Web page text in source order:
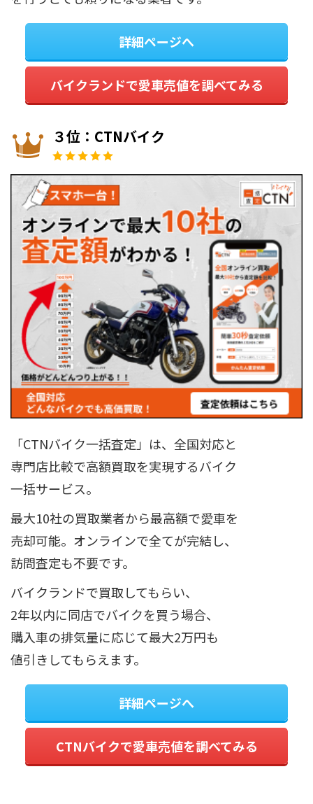
詳細ページへ
バイクランドで愛車売値を調べてみる
３位：CTNバイク
「CTNバイク一括査定」は、全国対応と
専門店比較で高額買取を実現するバイク
一括サービス。
最大10社の買取業者から最高額で愛車を
売却可能。オンラインで全てが完結し、
訪問査定も不要です。
バイクランドで買取してもらい、
2年以内に同店でバイクを買う場合、
購入車の排気量に応じて最大2万円も
値引きしてもらえます。
詳細ページへ
CTNバイクで愛車売値を調べてみる